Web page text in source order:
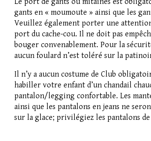
Le port de gants ou mitaines est
gants en « moumoute » ainsi que les
Veuillez également porter une
port du cache-cou. Il ne doit pas
bouger convenablement. Pour la
aucun foulardn’est toléré sur la
Il n’y a aucun costume de Club
habiller votre enfant d’un chandail
pantalon/legging confortable. Les
ainsi que les pantalons en jeans ne
sur la glace; privilégiez les pantalons